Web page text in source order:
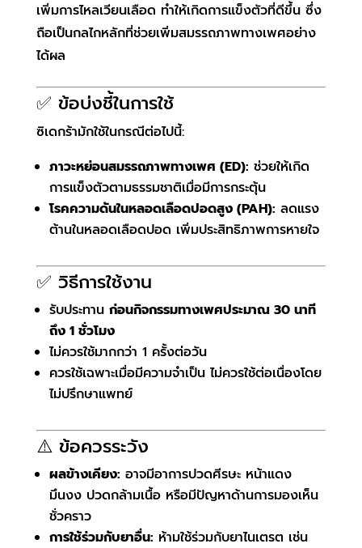
เพิ่มการไหลเวียนเลือด ทำให้เกิดการแข็งตัวที่ดีขึ้น ซึ่ง
ถือเป็นกลไกหลักที่ช่วยเพิ่มสมรรถภาพทางเพศอย่าง
ได้ผล
✅ ข้อบ่งชี้ในการใช้
ซิเดกร้ามักใช้ในกรณีต่อไปนี้:
ภาวะหย่อนสมรรถภาพทางเพศ (ED): ช่วยให้เกิด
การแข็งตัวตามธรรมชาติเมื่อมีการกระตุ้น
โรคความดันในหลอดเลือดปอดสูง (PAH): ลดแรง
ต้านในหลอดเลือดปอด เพิ่มประสิทธิภาพการหายใจ
✅ วิธีการใช้งาน
รับประทาน ก่อนกิจกรรมทางเพศประมาณ 30 นาที
ถึง 1 ชั่วโมง
ไม่ควรใช้มากกว่า 1 ครั้งต่อวัน
ควรใช้เฉพาะเมื่อมีความจำเป็น ไม่ควรใช้ต่อเนื่องโดย
ไม่ปรึกษาแพทย์
⚠️ ข้อควรระวัง
ผลข้างเคียง: อาจมีอาการปวดศีรษะ หน้าแดง
มึนงง ปวดกล้ามเนื้อ หรือมีปัญหาด้านการมองเห็น
ชั่วคราว
การใช้ร่วมกับยาอื่น: ห้ามใช้ร่วมกับยาไนเตรต เช่น